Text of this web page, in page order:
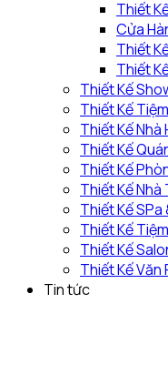
Thiết
Cửa
Thiết
Thiết
Thiết Kế
Thiết Kế
Thiết Kế Nhà
Thiết Kế
Thiết Kế
Thiết Kế Nhà
Thiết Kế SPa
Thiết Kế
Thiết Kế
Thiết Kế Văn
Tin tức